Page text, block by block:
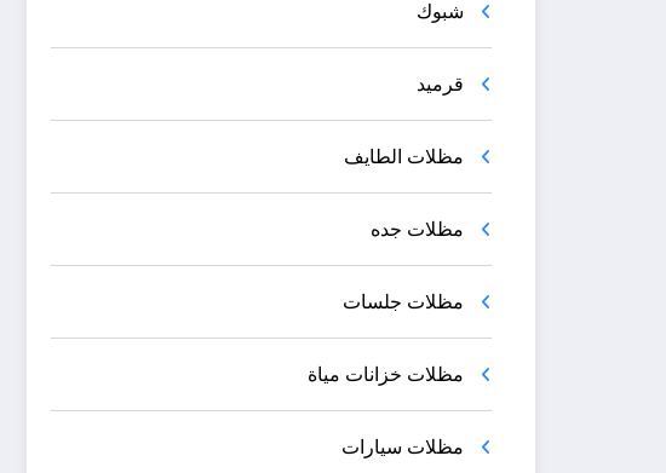
شبوك
قرميد
مظلات الطايف
مظلات جده
مظلات جلسات
مظلات خزانات مياة
مظلات سيارات